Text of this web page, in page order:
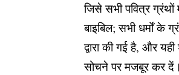
जिसे सभी पवित्र ग्रंथों
बाइबिल; सभी धर्मों के
द्वारा की गई है, और
सोचने पर मजबूर कर दें।